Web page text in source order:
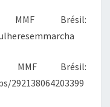
Brésil:
Brésil:
292138064203399